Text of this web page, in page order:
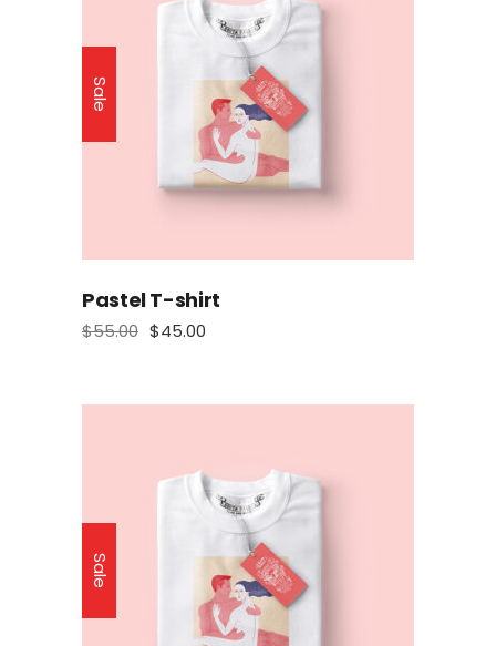
Sale
Pastel T-shirt
$55.00 $45.00
Sale